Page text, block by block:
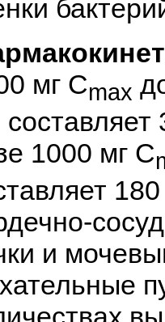
мг Cmax
1000 мг C
и